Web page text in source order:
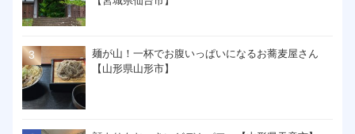
麺が山！一杯でお腹いっぱいになるお蕎麦屋さん
【山形県山形市】